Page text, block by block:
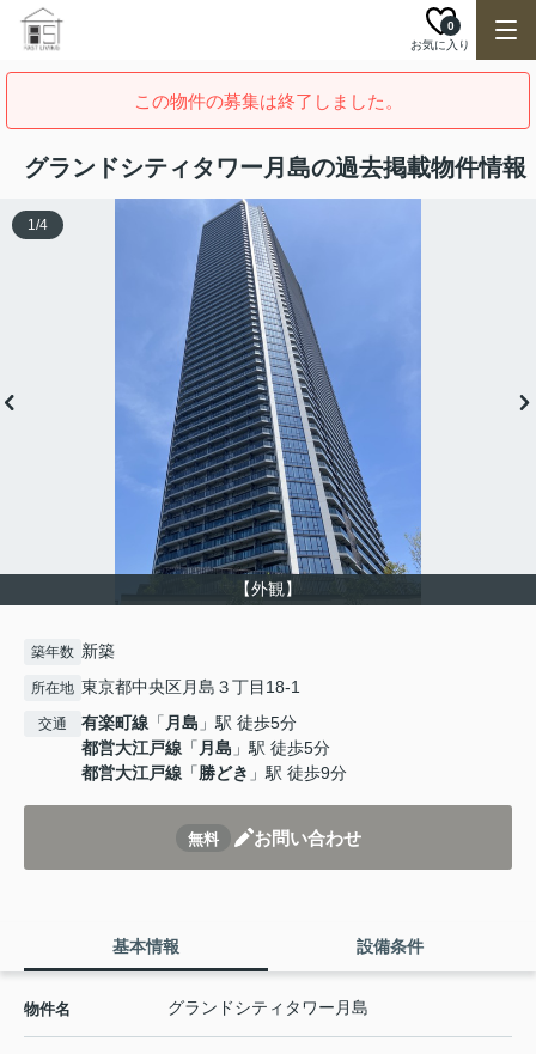
お気に入り
0
この物件の募集は終了しました。
グランドシティタワー月島の過去掲載物件情報
【外観】
1/4
築年数 新築
所在地 東京都中央区月島３丁目18-1
交通 有楽町線 「 月島 」駅 徒歩5分
都営大江戸線 「 月島 」駅 徒歩5分
都営大江戸線 「勝どき 」駅 徒歩9分
無料 お問い合わせ
基本情報 設備条件
物件名 グランドシティタワー月島